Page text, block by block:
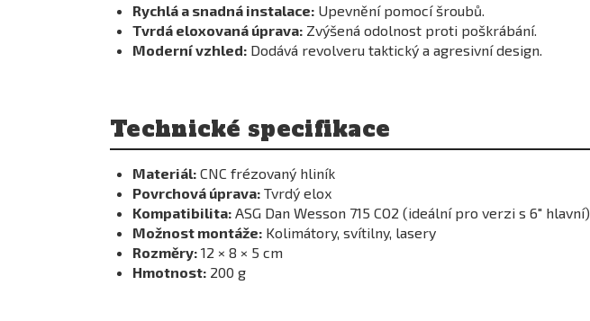
Rychlá a snadná instalace: Upevnění pomocí šroubů.
Tvrdá eloxovaná úprava: Zvýšená odolnost proti poškrábání.
Moderní vzhled: Dodává revolveru taktický a agresivní design.
Technické specifikace
Materiál: CNC frézovaný hliník
Povrchová úprava: Tvrdý elox
Kompatibilita: ASG Dan Wesson 715 CO2 (ideální pro verzi s 6" hlavní)
Možnost montáže: Kolimátory, svítilny, lasery
Rozměry: 12 × 8 × 5 cm
Hmotnost: 200 g